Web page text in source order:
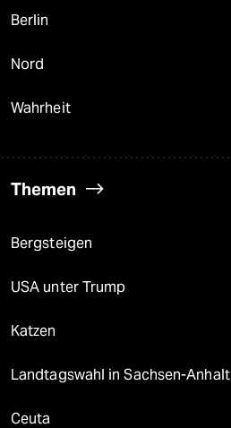
Berlin
Nord
Wahrheit
Themen
Bergsteigen
USA unter Trump
Katzen
Landtagswahl in Sachsen-Anhalt
Ceuta